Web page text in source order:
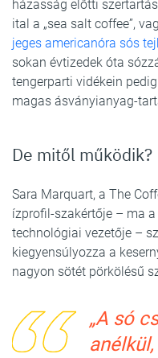
házasság előtti
ital a „sea salt coffee”,
jeges americanóra sós
sokan évtizedek óta
tengerparti vidékein
magas ásványianyag-
De mitől működik?
Sara Marquart, a The
ízprofil-szakértője – ma
technológiai vezetője –
kiegyensúlyozza a
nagyon sötét pörkölésű
„A só